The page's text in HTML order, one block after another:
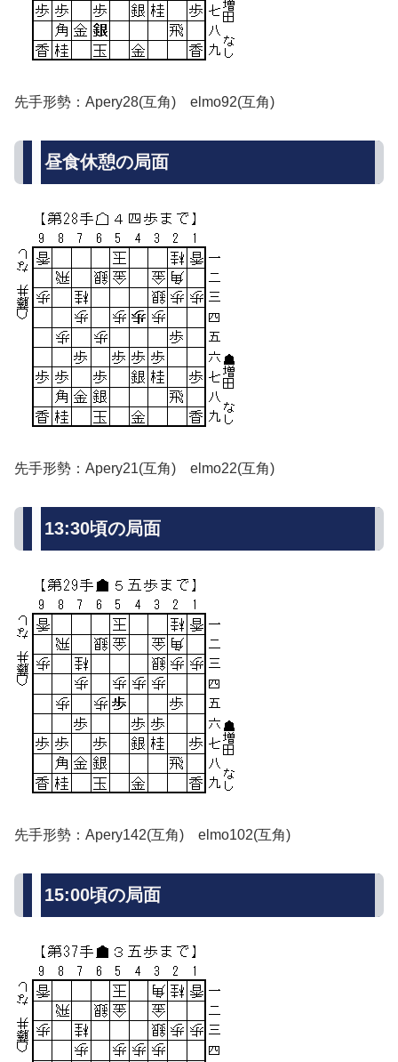
先手形勢：Apery28(互角) elmo92(互角)
昼食休憩の局面
先手形勢：Apery21(互角) elmo22(互角)
13:30頃の局面
先手形勢：Apery142(互角) elmo102(互角)
15:00頃の局面